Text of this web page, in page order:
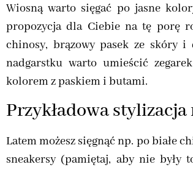
Wiosną warto sięgać po jasne
propozycja dla Ciebie na tę porę
chinosy, brązowy pasek ze skóry i
nadgarstku warto umieścić
kolorem z paskiem i butami.
Przykładowa stylizacja
Latem możesz sięgnąć np. po białe
sneakersy (pamiętaj, aby nie były